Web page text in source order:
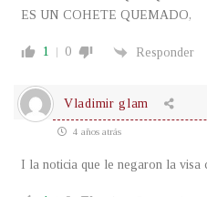
ES UN COHETE QUEMADO,
1 0 Responder
Vladimir glam
4 años atrás
I la noticia que le negaron la visa